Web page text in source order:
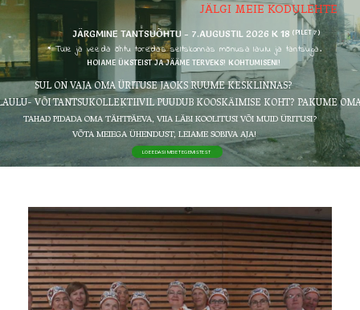
TAHAD PIDADA OMA TÄHTPÄEVA, VIIA LÄBI KOOLITUSI VÕI MUID ÜRITUSI?
VÕTA MEIEGA ÜHENDUST, LEIAME SOBIVA AJA!
VÕI TANTSUKOLLEKTIIVIL PUUDUB KOOSKÄIMISE KOHT? PAKUME
(PILET 7)
SUL ON VAJA OMA ÜRITUSE JAOKS RUUME KESKLINNAS?
JÄRGMINE TANTSUÕHTU - 7.AUGUSTIL 2026 K 18
LOE EDASI MEIE TEGEMISTEST
JÄLGI MEIE KODULEHTE
HOIAME ÜKSTEIST JA JÄÄME TERVEKS! KOHTUMISENI!
* Tule ja veeda õhtu toredas seltskonnas mõnusa laulu ja tantsuga.